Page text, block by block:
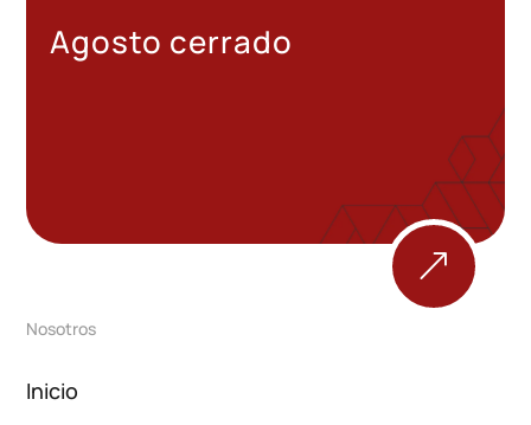
Agosto cerrado
&
Nosotros
Inicio